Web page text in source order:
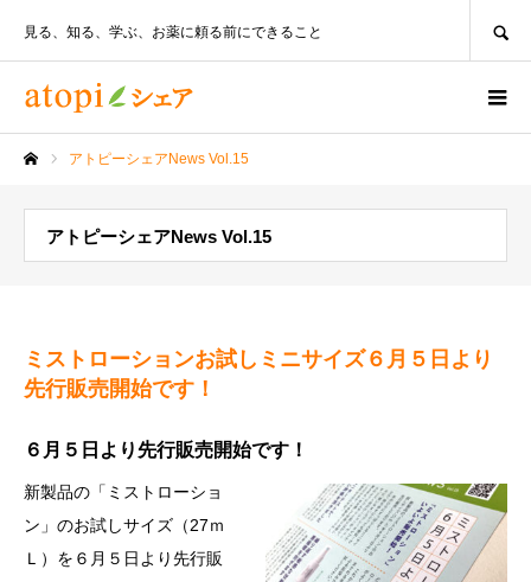
見る、知る、学ぶ、お薬に頼る前にできること
アトピーシェアNews Vol.15
アトピーシェアNews Vol.15
ミストローションお試しミニサイズ６月５日より
先行販売開始です！
６月５日より先行販売開始です！
新製品の「ミストローショ
ン」のお試しサイズ（27ｍ
Ｌ）を６月５日より先行販